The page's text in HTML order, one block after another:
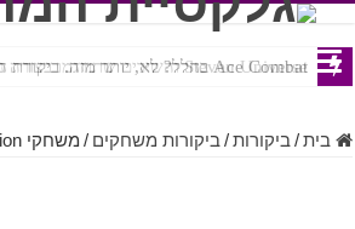
Ace Combat בחלל? לא, יותר מזה. ביקורת המשחק Chorus
Steven Universe והשירים שתורגמו בצורה נוראית לעברית
בית/ ביקורות/ ביקורות משחקים / משחקי PlayStation (דף 5)